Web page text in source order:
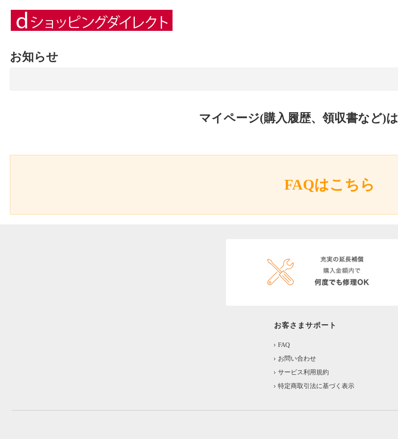
お知らせ
マイページ(購入履歴、領収書など)は
FAQはこちら
お客さまサポート
FAQ
お問い合わせ
サービス利用規約
特定商取引法に基づく表示